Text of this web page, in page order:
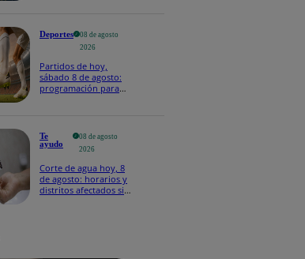
Deportes
08 de agosto
2026
Partidos de hoy,
sábado 8 de agosto:
programación para
Te
ayudo
08 de agosto
2026
Corte de agua hoy, 8
de agosto: horarios y
distritos afectados sin